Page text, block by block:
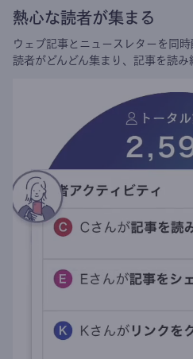
熱心な読者が集まる
ウェブ記事とニュースレターを同
読者がどんどん集まり、記事を読み